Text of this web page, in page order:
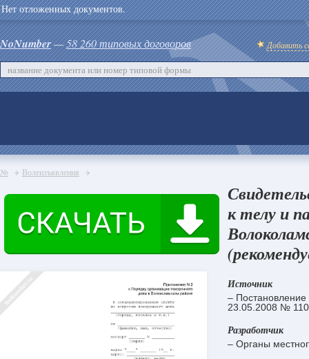
Нет отложенных документов.
NoNumber—58 260 типовых договоров Добавить
№ Волеизъявления
к телу и
Источник
–
23.05.2008 №
Разработчик
– Органы